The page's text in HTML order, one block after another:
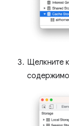
Щелкните